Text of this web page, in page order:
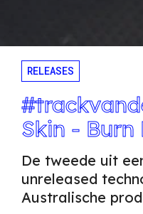
RELEASES
Skin - Burn
De tweede uit
unreleased
Australische